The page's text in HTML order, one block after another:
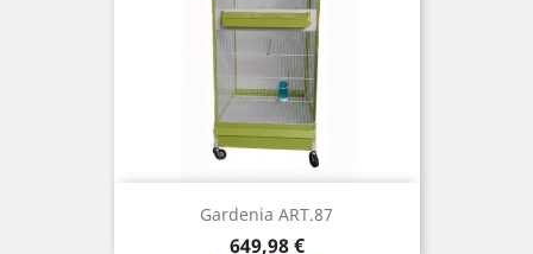
Gardenia ART.87
Prix
649,98 €